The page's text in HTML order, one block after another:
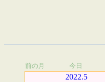
前の月 今日
2022.5